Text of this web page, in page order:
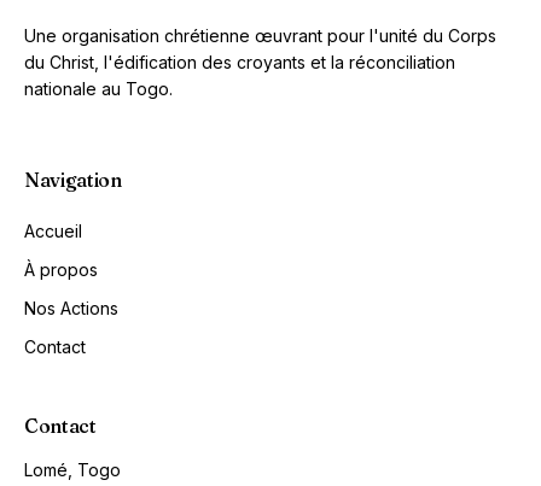
Une organisation chrétienne œuvrant pour l'unité du Corps
du Christ, l'édification des croyants et la réconciliation
nationale au Togo.
Navigation
Accueil
À propos
Nos Actions
Contact
Contact
Lomé, Togo